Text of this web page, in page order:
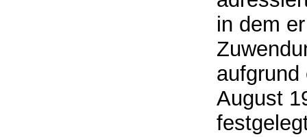
in dem
aufgrund
August